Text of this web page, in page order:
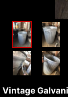
Vintage